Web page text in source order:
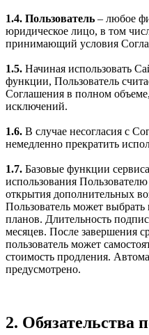
1.4. Пользователь – любое
юридическое лицо, в том
принимающий условия
1.5. Начиная использовать
функции, Пользователь
Соглашения в полном
исключений.
1.6. В случае несогласия с
немедленно прекратить
1.7. Базовые функции
использования
открытия дополнительных
Пользователь может
планов. Длительность
месяцев. После завершения
пользователь может
стоимость продления.
предусмотрено.
2. Обязательства